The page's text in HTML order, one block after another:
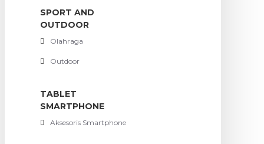
SPORT AND
OUTDOOR
Olahraga
Outdoor
TABLET
SMARTPHONE
Aksesoris Smartphone